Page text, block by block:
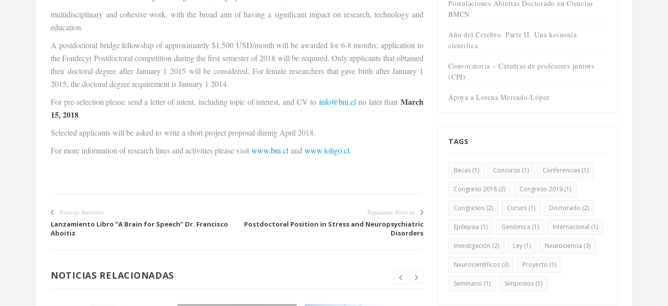
multidisciplinary and cohesive work, with the broad aim of having a significant impact on research, technology and
education.
A postdoctoral bridge fellowship of approximately $1,500 USD/month will be awarded for 6-8 months; application to
the Fondecyt Postdoctoral competition during the first semester of 2018 will be required. Only applicants that obtained
their doctoral degree after January 1 2015 will be considered. For female researchers that gave birth after January 1
2015, the doctoral degree requirement is January 1 2014.
For pre‐selection please send a letter of intent, including topic of interest, and CV to info@bni.cl no later thanMarch
15, 2018.
Selected applicants will be asked to write a short project proposal during April 2018.
For more information of research lines and activities please visit www.bni.cl and www.loligo.cl.
Noticia Anterior
Lanzamiento Libro “A Brain for Speech” Dr. Francisco
Aboitiz
Siguiente Noticia
Postdoctoral Position in Stress and Neuropsychiatric
Disorders
NOTICIAS RELACIONADAS
Postulaciones Abiertas Doctorado en Ciencias
BMCN
Año del Cerebro. Parte II. Una koinonía
científica
Convocatoria – Cátedras de profesores juniors
(CPJ)
Apoya a Lorena Mercado-López
TAGS
Becas (1) Concurso (1) Conferencias (1)
Congreso 2018 (2) Congreso 2019 (1)
Congresos (2) Cursos (1) Doctorado (2)
Epilepsia (1) Genómica (1) Internacional (1)
Investigación (2) Ley (1) Neurociencia (3)
Neurocientíficos (3) Proyecto (1)
Seminario (1) Simposios (1)